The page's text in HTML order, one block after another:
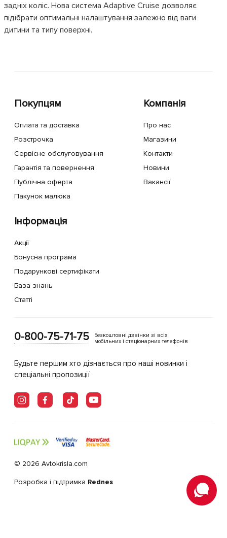
задніх коліс. Нова система Adaptive Cruise дозволяє
підібрати оптимальні налаштування залежно від ваги
дитини та типу поверхні.
Покупцям
Оплата та доставка
Розстрочка
Сервісне обслуговування
Гарантія та повернення
Публічна оферта
Пакунок малюка
Компанія
Про нас
Магазини
Контакти
Новини
Вакансії
Інформація
Акції
Бонусна програма
Подарункові сертифікати
База знань
Статті
0-800-75-71-75
Безкоштовні дзвінки зі всіх
мобільних і стаціонарних телефонів
Будьте першим хто дізнається про наші новинки і
спеціальні пропозиції
© 2026 Avtokrisla.com
Розробка і підтримка Rednes